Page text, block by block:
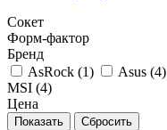
Сокет
Форм-фактор
Бренд
AsRock (1) Asus (4)
MSI (4)
Цена
Сбросить